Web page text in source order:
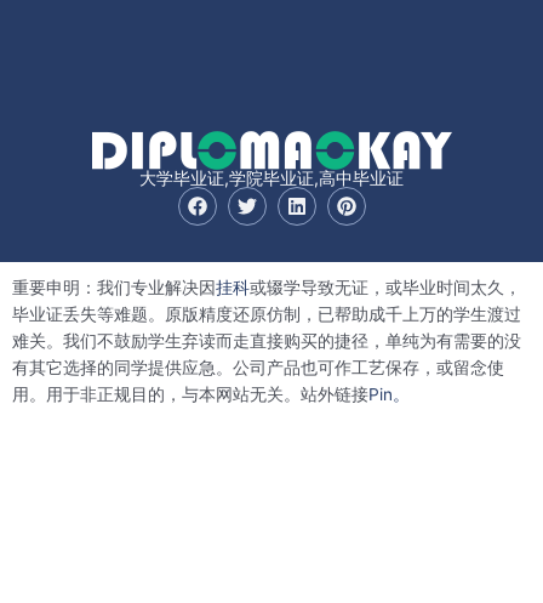
大学毕业证,学院毕业证,高中毕业证
F
a
o
o
k
T
w
t
e
r
L
i
d
i
n
P
i
r
e
s
t
重要申明：我们专业解决因挂科或辍学导致无证，或毕业时间太久，
毕业证丢失等难题。原版精度还原仿制，已帮助成千上万的学生渡过
难关。我们不鼓励学生弃读而走直接购买的捷径，单纯为有需要的没
有其它选择的同学提供应急。公司产品也可作工艺保存，或留念使
用。用于非正规目的，与本网站无关。站外链接Pin。